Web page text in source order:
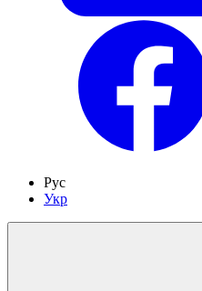
Рус
Укр